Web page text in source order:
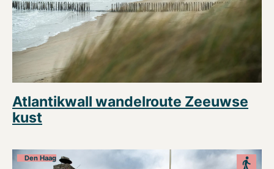
Atlantikwall wandelroute Zeeuwse
kust
Den Haag